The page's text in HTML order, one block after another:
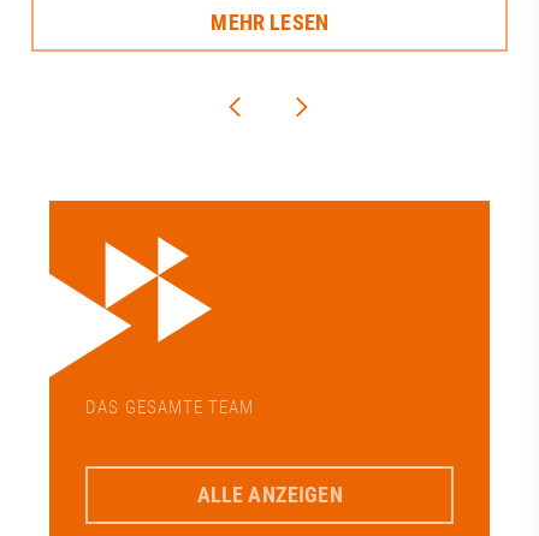
MEHR LESEN
DAS GESAMTE TEAM
ALLE ANZEIGEN